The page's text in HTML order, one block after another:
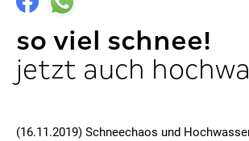
so viel schnee!
jetzt auch
(16.11.2019) Schneechaos und